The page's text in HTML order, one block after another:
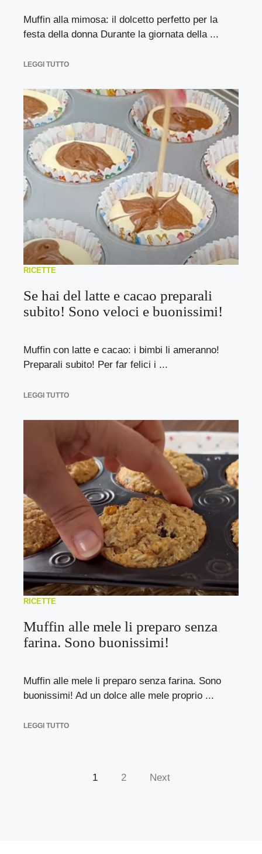
Muffin alla mimosa: il dolcetto perfetto per la
festa della donna Durante la giornata della ...
LEGGI TUTTO
RICETTE
Se hai del latte e cacao preparali
subito! Sono veloci e buonissimi!
Muffin con latte e cacao: i bimbi li ameranno!
Preparali subito! Per far felici i ...
LEGGI TUTTO
RICETTE
Muffin alle mele li preparo senza
farina. Sono buonissimi!
Muffin alle mele li preparo senza farina. Sono
buonissimi! Ad un dolce alle mele proprio ...
LEGGI TUTTO
1 2 Next